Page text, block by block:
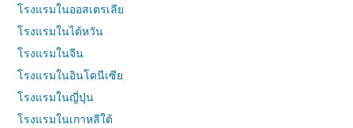
โรงแรมในออสเตรเลีย
โรงแรมในไต้หวัน
โรงแรมในจีน
โรงแรมในอินโดนีเซีย
โรงแรมในญี่ปุ่น
โรงแรมในเกาหลีใต้